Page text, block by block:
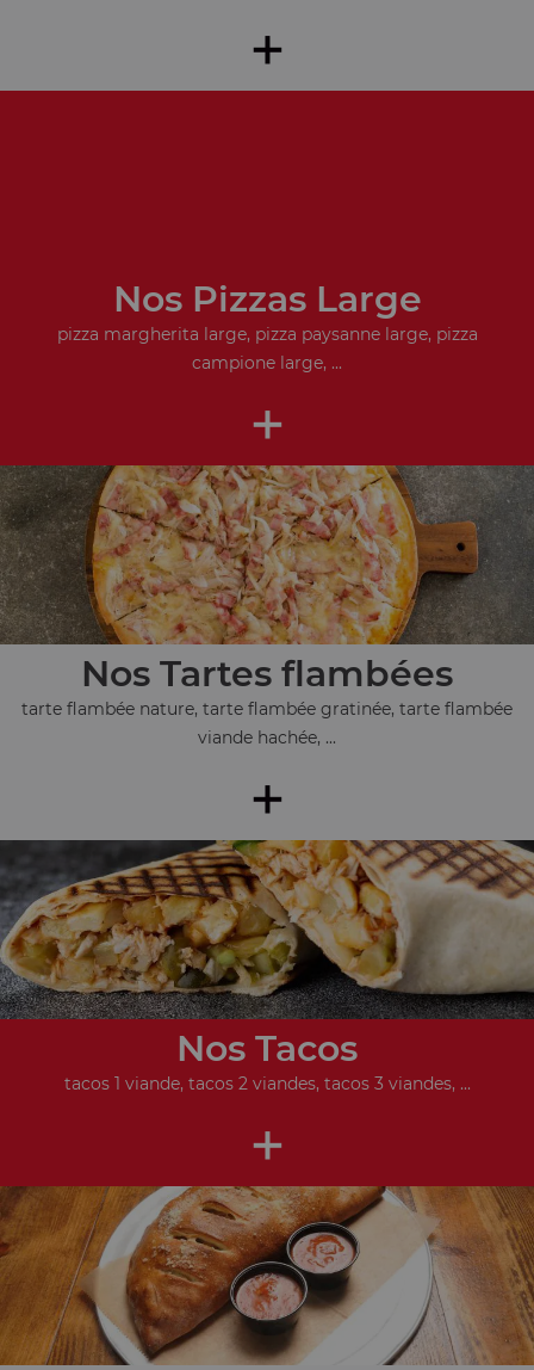
+
Nos Pizzas Large
pizza margherita large, pizza paysanne large, pizza
campione large, ...
+
Nos Tartes flambées
tarte flambée nature, tarte flambée gratinée, tarte flambée
viande hachée, ...
+
Nos Tacos
tacos 1 viande, tacos 2 viandes, tacos 3 viandes, ...
+